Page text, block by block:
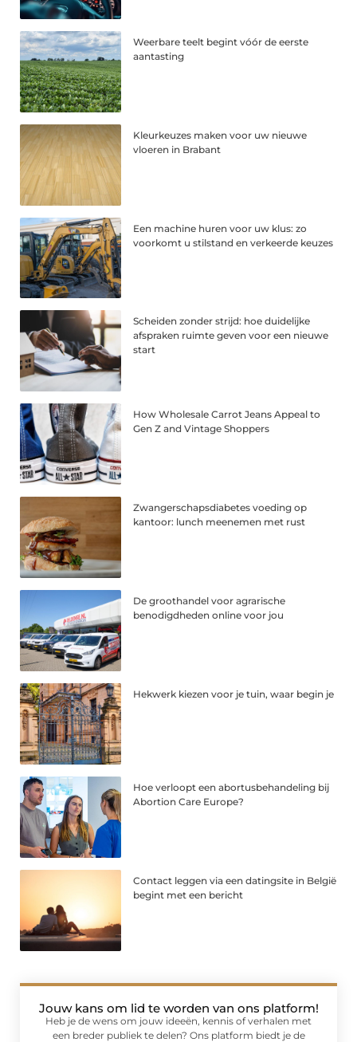
Weerbare teelt begint vóór de eerste
aantasting
Kleurkeuzes maken voor uw nieuwe
vloeren in Brabant
Een machine huren voor uw klus: zo
voorkomt u stilstand en verkeerde keuzes
Scheiden zonder strijd: hoe duidelijke
afspraken ruimte geven voor een nieuwe
start
How Wholesale Carrot Jeans Appeal to
Gen Z and Vintage Shoppers
Zwangerschapsdiabetes voeding op
kantoor: lunch meenemen met rust
De groothandel voor agrarische
benodigdheden online voor jou
Hekwerk kiezen voor je tuin, waar begin je
Hoe verloopt een abortusbehandeling bij
Abortion Care Europe?
Contact leggen via een datingsite in België
begint met een bericht
Jouw kans om lid te worden van ons platform!
Heb je de wens om jouw ideeën, kennis of verhalen met
een breder publiek te delen? Ons platform biedt je de